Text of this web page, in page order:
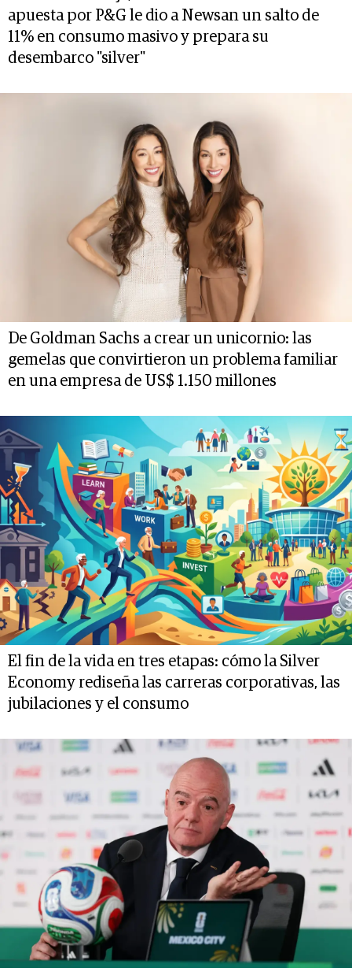
apuesta por P&G le dio a Newsan un salto de
11% en consumo masivo y prepara su
desembarco "silver"
De Goldman Sachs a crear un unicornio: las
gemelas que convirtieron un problema familiar
en una empresa de US$ 1.150 millones
El fin de la vida en tres etapas: cómo la Silver
Economy rediseña las carreras corporativas, las
jubilaciones y el consumo